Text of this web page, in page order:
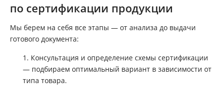
по сертификации продукции
Мы берем на себя все этапы — от анализа до выдачи
готового документа:
Консультация и определение схемы сертификации
— подбираем оптимальный вариант в зависимости от
типа товара.